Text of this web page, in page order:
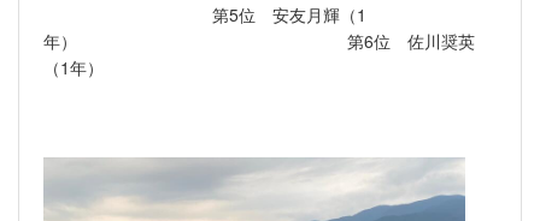
第5位 安友月輝（1
年） 第6位 佐川奨英
（1年）